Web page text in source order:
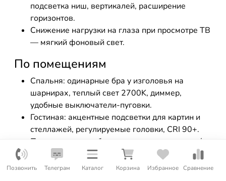
Позвонить Телеграм Каталог Корзина Избранное Сравнение
подсветка ниш, вертикалей, расширение
горизонтов.
Снижение нагрузки на глаза при просмотре ТВ
— мягкий фоновый свет.
По помещениям
Спальня: одинарные бра у изголовья на
шарнирах, теплый свет 2700K, диммер,
удобные выключатели-пуговки.
Гостиная: акцентные подсветки для картин и
стеллажей, регулируемые головки, CRI 90+.
Прихожая: узкие бра с направлением вверх/
вниз, чтобы «поднять» потолок и расширить
пространство.